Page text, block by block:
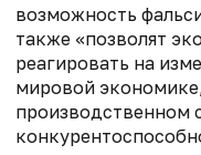
возможность
также «позволят
реагировать на
мировой
производственном